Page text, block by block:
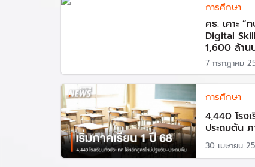
โดยในส่วนของแท็บเล็ตที่มีการจัดซื้อ มีการแ
กระทรวงเทคโนโลยีสารสนเทศและการสื่อส
ถัดมาในปี 2556 ซึ่งเป็นปีที่สองของโครงกา
สพฐ. ต้องยกเลิกสัญญาจัดซื้อจัดจ้าง ส่อเกิด
ภายหลังรัฐบาลพลเรือนถูกรัฐประหารยึดอำ
พล.อ.ประยุทธ์ จันทร์โอชา นโยบายดังกล้า
ทหารเรือ (ผบ.ทร.) ในฐานะรองหัวหน้า คสช
ปีงบประมาณ 2557 ทั้งหมด โดยให้เหตุผลว่าไม่
1. นักเรียนใช้แท็บเล็ตเรียน 1-2 ชั่วโมงต่อวัน
การศึกษา
ศธ. เคาะ “
Digital
1,600 ล้าน
7 กรกฎาคม
การศึกษา
4,440 โรง
ประถมต้น
30 เมษายน